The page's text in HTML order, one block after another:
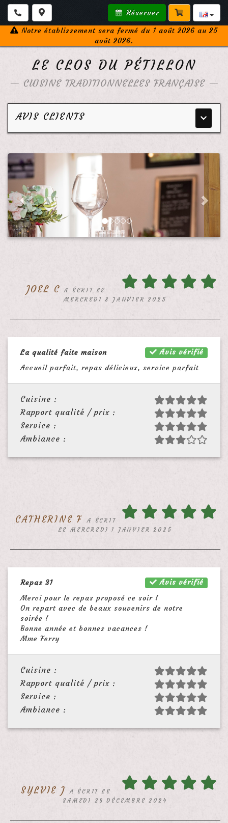
Réserver
Notre établissement sera fermé du 1 août 2026 au 25
août 2026.
LE CLOS DU PÉTILLON
— CUISINE TRADITIONNELLES FRANÇAISE —
Menu
AVIS CLIENTS
JOEL C
A ÉCRIT LE
MERCREDI 8 JANVIER 2025
Avis vérifié
La qualité faite maison
Accueil parfait, repas délicieux, service parfait
Cuisine :
Rapport qualité / prix :
Service :
Ambiance :
CATHERINE F
A ÉCRIT
LE MERCREDI 1 JANVIER 2025
Avis vérifié
Repas 31
Merci pour le repas proposé ce soir !
On repart avec de beaux souvenirs de notre
soirée !
Bonne année et bonnes vacances !
Mme Ferry
Cuisine :
Rapport qualité / prix :
Service :
Ambiance :
SYLVIE J
A ÉCRIT LE
SAMEDI 28 DÉCEMBRE 2024